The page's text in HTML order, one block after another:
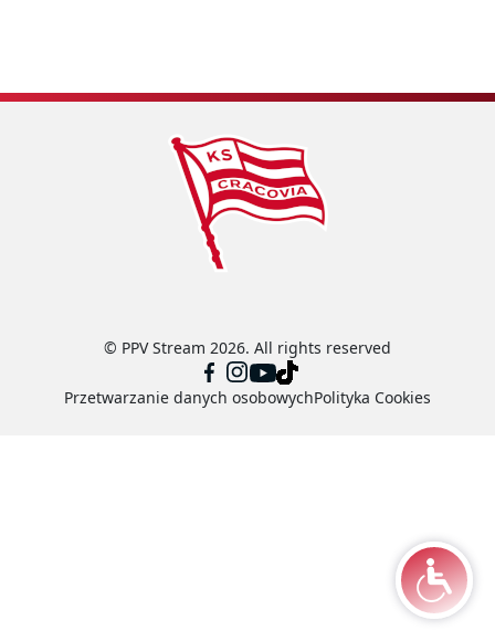
© PPV Stream 2026. All rights reserved
Przetwarzanie danych osobowychPolityka Cookies